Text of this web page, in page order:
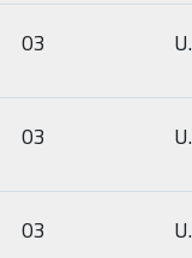
03
03
03